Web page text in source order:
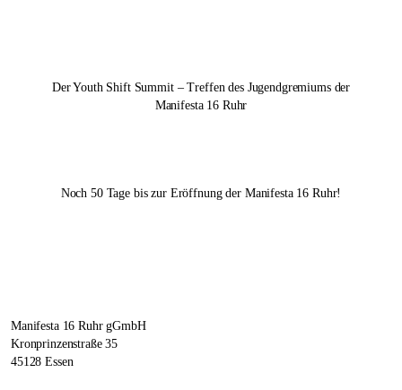
Der Youth Shift Summit – Treffen des Jugendgremiums der
Manifesta 16 Ruhr
Noch 50 Tage bis zur Eröffnung der Manifesta 16 Ruhr!
Manifesta 16 Ruhr gGmbH
Kronprinzenstraße 35
45128 Essen